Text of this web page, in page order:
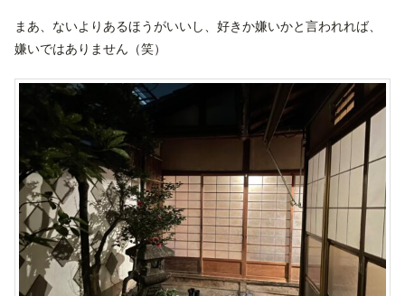
まあ、ないよりあるほうがいいし、好きか嫌いかと言われれば、
嫌いではありません（笑）